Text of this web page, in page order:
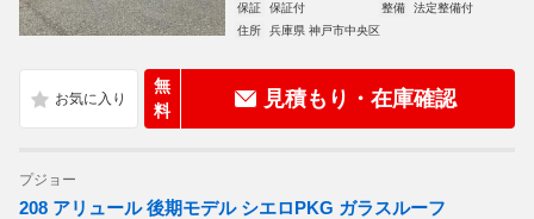
保証
保証付 整備
法定整備付
住所
兵庫県 神戸市中央区
無
料
見積もり・在庫確認
プジョー
208 アリュール 後期モデル シエロPKG ガラスルーフ